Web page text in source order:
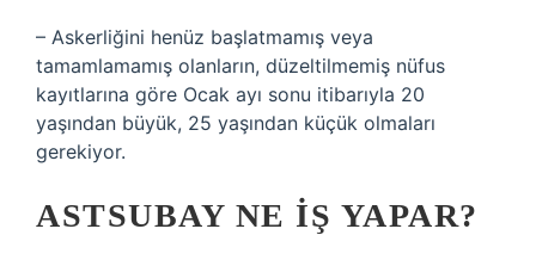
– Askerliğini henüz başlatmamış veya
tamamlamamış olanların, düzeltilmemiş nüfus
kayıtlarına göre Ocak ayı sonu itibarıyla 20
yaşından büyük, 25 yaşından küçük olmaları
gerekiyor.
ASTSUBAY NE IŞ YAPAR?